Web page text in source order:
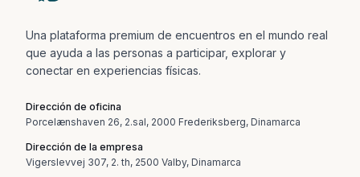
Una plataforma premium de encuentros en el mundo real
que ayuda a las personas a participar, explorar y
conectar en experiencias físicas.
Dirección de oficina
Porcelænshaven 26, 2.sal, 2000 Frederiksberg, Dinamarca
Dirección de la empresa
Vigerslevvej 307, 2. th, 2500 Valby, Dinamarca